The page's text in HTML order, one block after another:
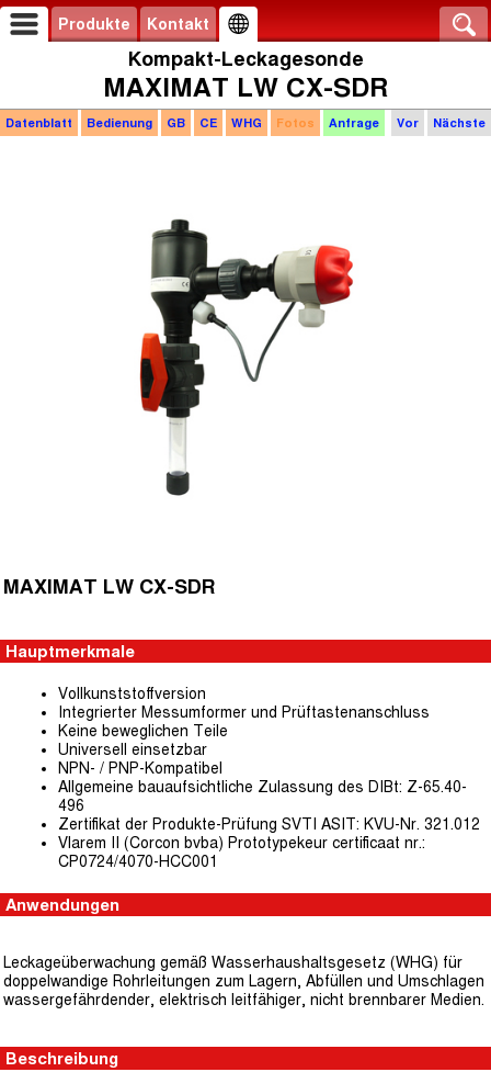
Produkte Kontakt
Kompakt-Leckagesonde
MAXIMAT LW CX-SDR
Vor Nächste
Datenblatt Bedienung GB CE WHG Fotos Anfrage
MAXIMAT LW CX-SDR
Hauptmerkmale
Vollkunststoffversion
Integrierter Messumformer und Prüftastenanschluss
Keine beweglichen Teile
Universell einsetzbar
NPN- / PNP-Kompatibel
Allgemeine bauaufsichtliche Zulassung des DIBt: Z-65.40-
496
Zertifikat der Produkte-Prüfung SVTI ASIT: KVU-Nr. 321.012
Vlarem II (Corcon bvba) Prototypekeur certificaat nr.:
CP0724/4070-HCC001
Anwendungen
Leckageüberwachung gemäß Wasserhaushaltsgesetz (WHG) für
doppelwandige Rohrleitungen zum Lagern, Abfüllen und Umschlagen
wassergefährdender, elektrisch leitfähiger, nicht brennbarer Medien.
Beschreibung